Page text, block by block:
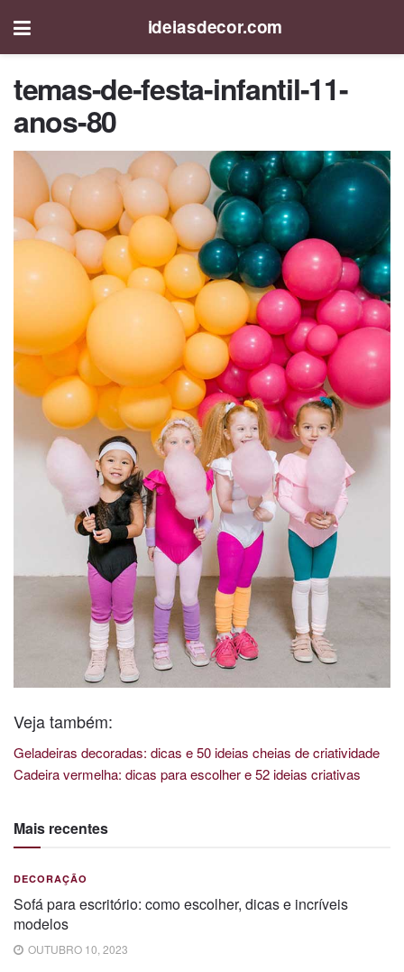
ideiasdecor.com
temas-de-festa-infantil-11-
anos-80
Veja também:
Geladeiras decoradas: dicas e 50 ideias cheias de criatividade
Cadeira vermelha: dicas para escolher e 52 ideias criativas
Mais recentes
DECORAÇÃO
Sofá para escritório: como escolher, dicas e incríveis
modelos
OUTUBRO 10, 2023